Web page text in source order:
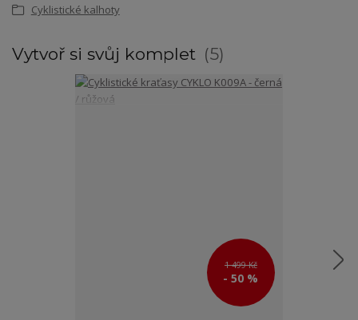
Cyklistické kalhoty
Vytvoř si svůj komplet 5
1 499 Kč
- 50 %